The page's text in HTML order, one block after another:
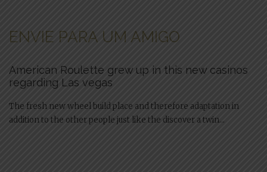
ENVIE PARA UM AMIGO
American Roulette grew up in this new casinos
regarding Las vegas
The fresh new wheel build place and therefore adaptation in
addition to the other people just like the discover a twin...